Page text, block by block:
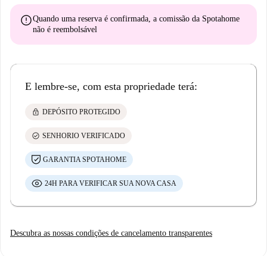
errorQuando uma reserva é confirmada, a comissão da Spotahome
não é reembolsável
E lembre-se, com esta propriedade terá:
lock DEPÓSITO PROTEGIDO
check_circle SENHORIO VERIFICADO
GARANTIA SPOTAHOME
24H PARA VERIFICAR SUA NOVA CASA
Descubra as nossas condições de cancelamento transparentes